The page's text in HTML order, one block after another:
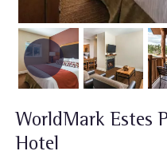
WorldMark Estes
Hotel